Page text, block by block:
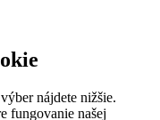
nájdete nižšie.
fungovanie našej